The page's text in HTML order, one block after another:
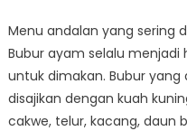
Menu andalan yang sering
Bubur ayam selalu
untuk dimakan. Bubur
disajikan dengan kuah
cakwe, telur, kacang, daun